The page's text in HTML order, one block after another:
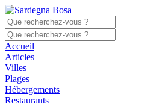
Accueil
Articles
Villes
Plages
Hébergements
Restaurants